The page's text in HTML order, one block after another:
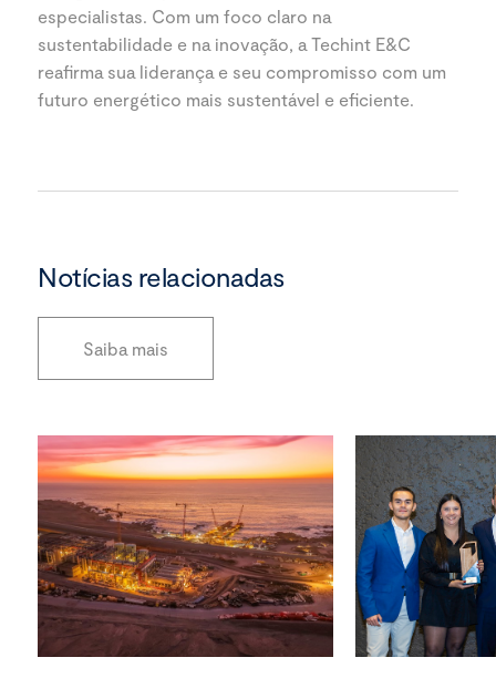
especialistas. Com um foco claro na
sustentabilidade e na inovação, a Techint E&C
reafirma sua liderança e seu compromisso com um
futuro energético mais sustentável e eficiente.
Notícias relacionadas
Saiba mais